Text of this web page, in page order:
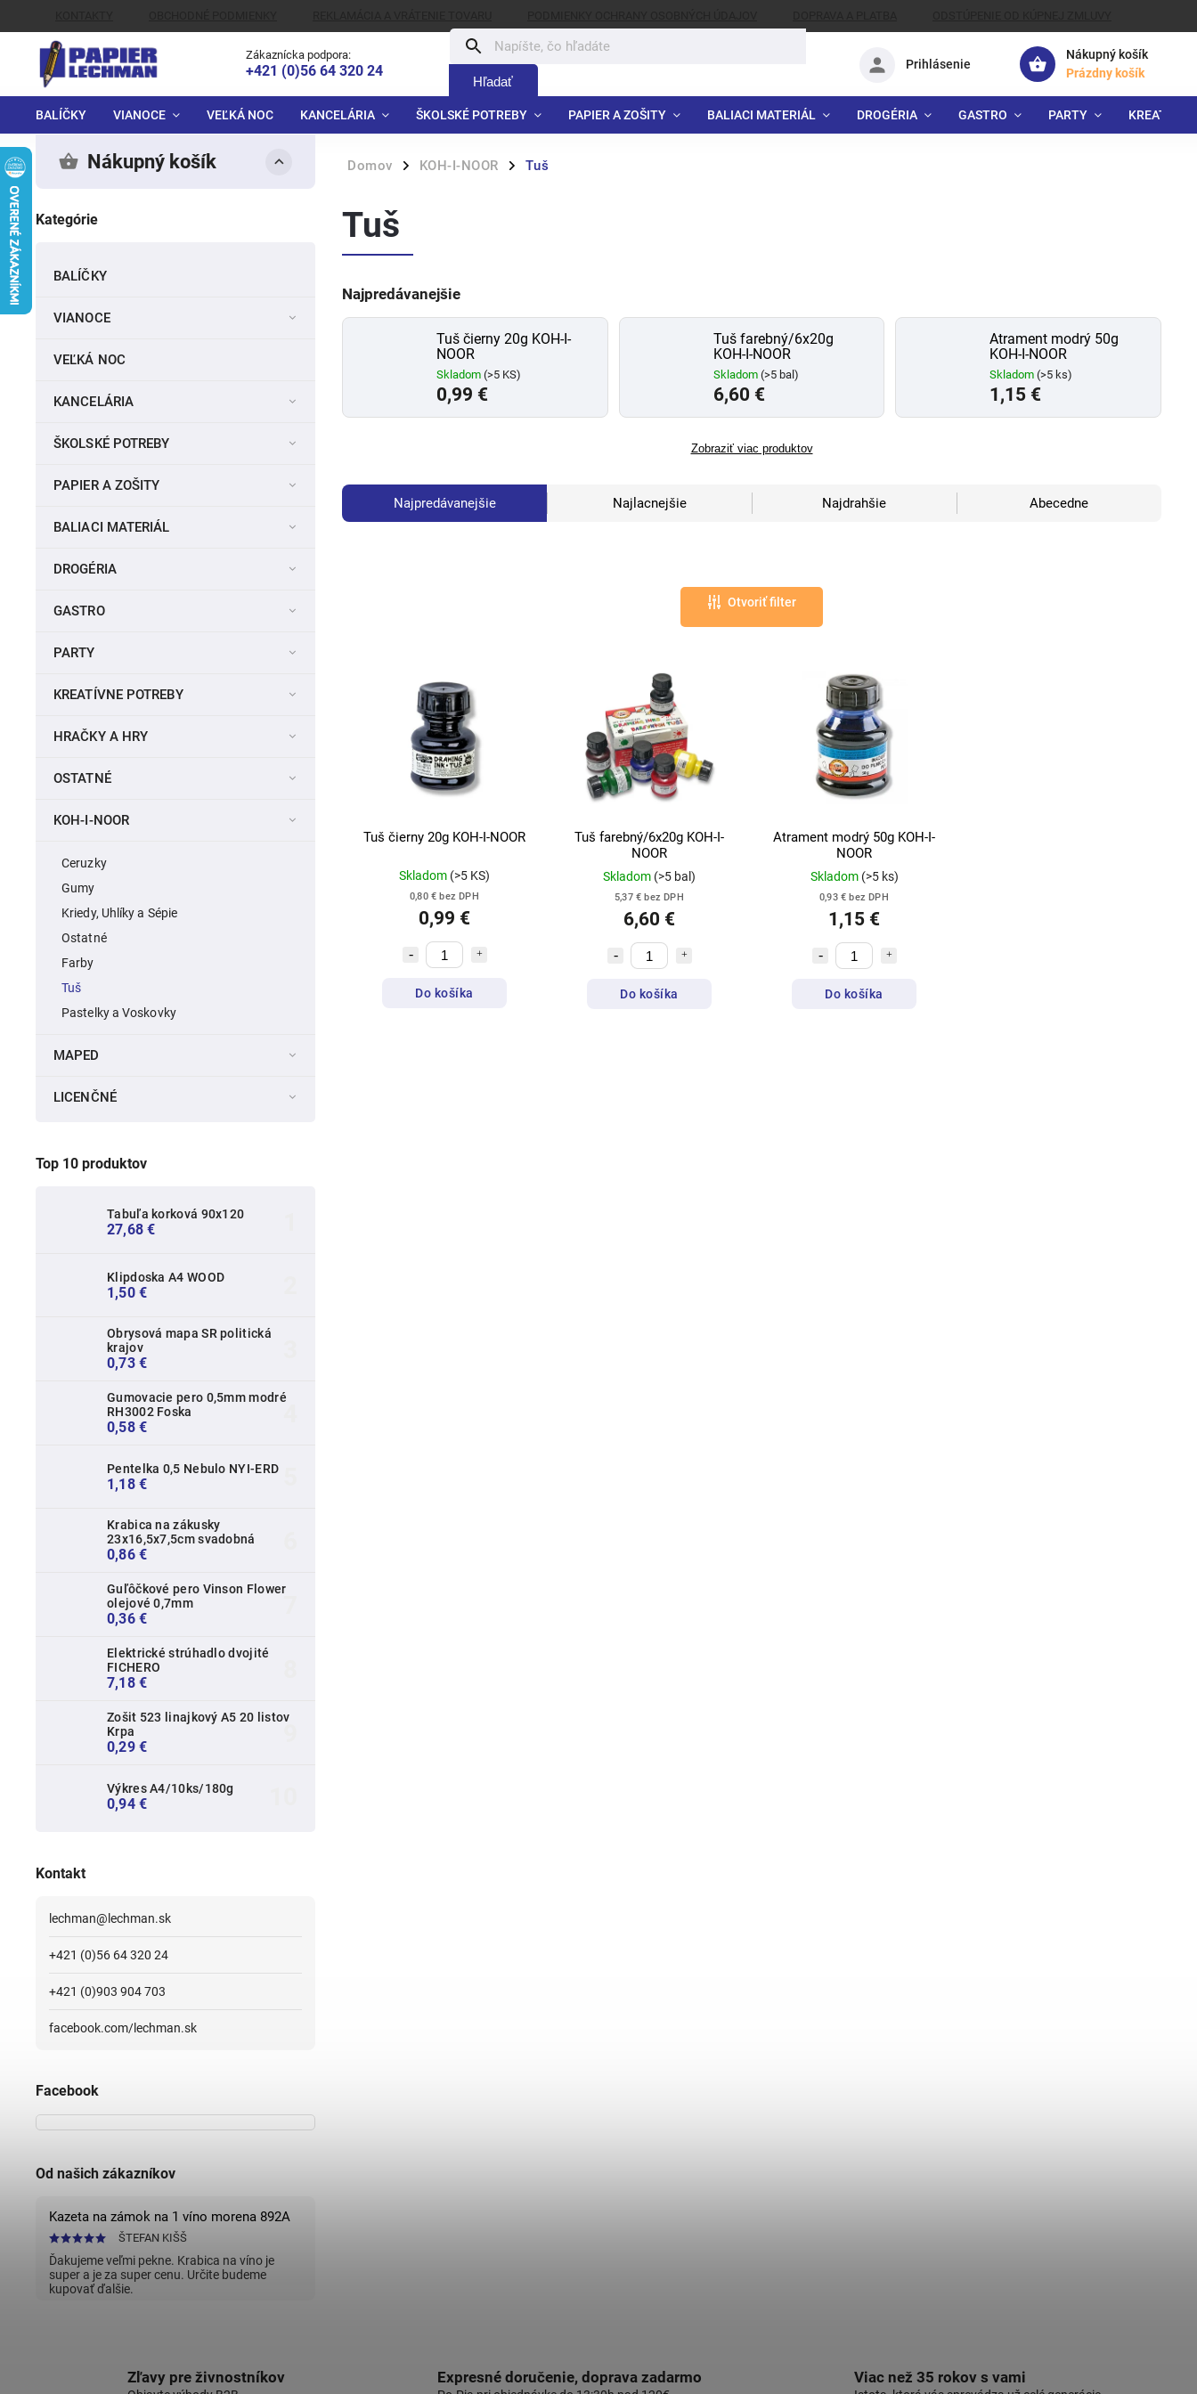
ALTERNATÍVNE RIEŠENIE SPOROV
Zákaznícka podpora:
+421 (0)56 64 320 24
Hľadať
Nákupný košík
Prázdny košík
Prihlásenie
BALÍČKY VIANOCE VEĽKÁ NOC KANCELÁRIA ŠKOLSKÉ POTREBY PAPIER A ZOŠITY BALIACI MATERIÁL DROGÉRIA GASTRO PARTY
Domov / KOH-I-NOOR / Tuš
Nákupný košík
Kategórie
BALÍČKY
VIANOCE
VEĽKÁ NOC
KANCELÁRIA
ŠKOLSKÉ POTREBY
PAPIER A ZOŠITY
BALIACI MATERIÁL
DROGÉRIA
GASTRO
PARTY
KREATÍVNE POTREBY
HRAČKY A HRY
OSTATNÉ
KOH-I-NOOR
Ceruzky
Gumy
Kriedy, Uhlíky a Sépie
Ostatné
Farby
Tuš
Pastelky a Voskovky
MAPED
LICENČNÉ
Top 10 produktov
Tabuľa korková 90x120
27,68 €
Klipdoska A4 WOOD
1,50 €
Obrysová mapa SR politická
krajov
0,73 €
Gumovacie pero 0,5mm modré
RH3002 Foska
0,58 €
Pentelka 0,5 Nebulo NYI-ERD
1,18 €
Krabica na zákusky
23x16,5x7,5cm svadobná
0,86 €
Guľôčkové pero Vinson Flower
olejové 0,7mm
0,36 €
Elektrické strúhadlo dvojité
FICHERO
7,18 €
Zošit 523 linajkový A5 20 listov
Krpa
0,29 €
Výkres A4/10ks/180g
0,94 €
Kontakt
lechman@ lechman.sk
+421 (0)56 64 320 24
+421 (0)903 904 703
facebook.com/lechman.sk
Facebook
Od našich zákazníkov
Kazeta na zámok na 1 víno morena 892A
ŠTEFAN KIŠŠ
Ďakujeme veľmi pekne. Krabica na víno je
super a je za super cenu. Určite budeme
kupovať ďalšie.
Tuš
Najpredávanejšie
Tuš čierny 20g KOH-I-
NOOR
Skladom (>5 KS)
0,99 €
Tuš farebný/6x20g
KOH-I-NOOR
Skladom (>5 bal)
6,60 €
Atrament modrý 50g
KOH-I-NOOR
Skladom(>5 ks)
1,15 €
Zobraziť viac produktov
Najpredávanejšie Najlacnejšie Najdrahšie Abecedne
Otvoriť filter
Tuš čierny 20g KOH-I-NOOR
Skladom (>5 KS)
0,80 € bez DPH
0,99 €
Do košíka
Tuš farebný/6x20g KOH-I-
NOOR
Skladom (>5 bal)
5,37 € bez DPH
6,60 €
Do košíka
Atrament modrý 50g KOH-I-
NOOR
Skladom (>5 ks)
0,93 € bez DPH
1,15 €
Do košíka
Zľavy pre živnostníkov Expresné doručenie, doprava zadarmo Viac než 35 rokov s vami